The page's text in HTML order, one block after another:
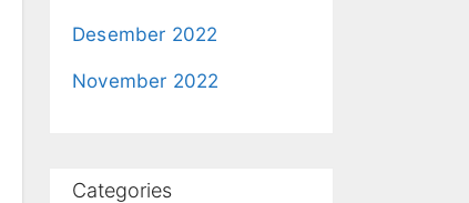
Desember 2022
November 2022
Categories